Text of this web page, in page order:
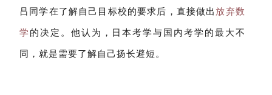
吕同学在了解自己目标校的要求后，直接做出 放弃数
学 的决定。他认为，日本考学与国内考学的最大不
同，就是需要了解自己扬长避短。